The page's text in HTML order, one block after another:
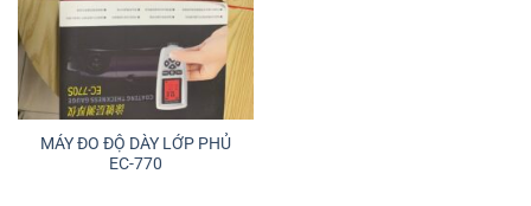
MÁY ĐO ĐỘ DÀY LỚP PHỦ
EC-770